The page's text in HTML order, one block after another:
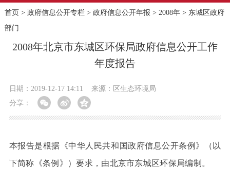
首页 > 政府信息公开专栏> 政府信息公开年报 > 2008年> 东城区政府
部门
2008年北京市东城区环保局政府信息公开工作
年度报告
日期：2019-12-17 14:11
来源：区生态环境局
分享：
本报告是根据《中华人民共和国政府信息公开条例》（以
下简称《条例》）要求，由北京市东城区环保局编制。